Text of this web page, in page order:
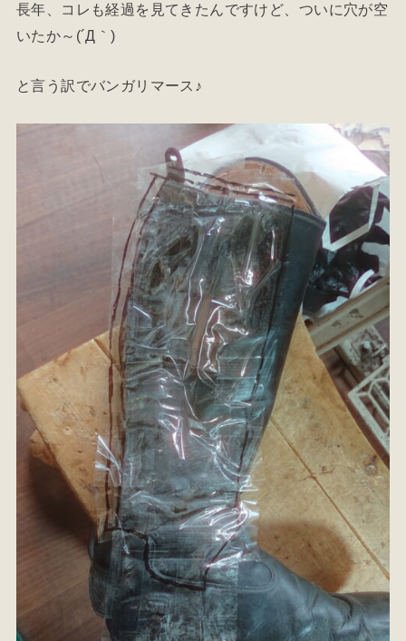
長年、コレも経過を見てきたんですけど、ついに穴が空
いたか～(´Д｀)
と言う訳でバンガリマース♪